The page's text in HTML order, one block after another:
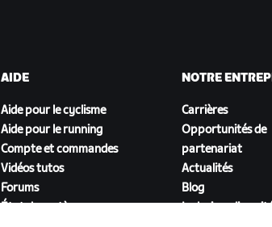
AIDE
Aide pour le cyclisme
Aide pour le running
Compte et commandes
Vidéos tutos
Forums
État du système
NOTRE
Carrières
Opportunités de
partenariat
Actualités
Blog
Inclusion,